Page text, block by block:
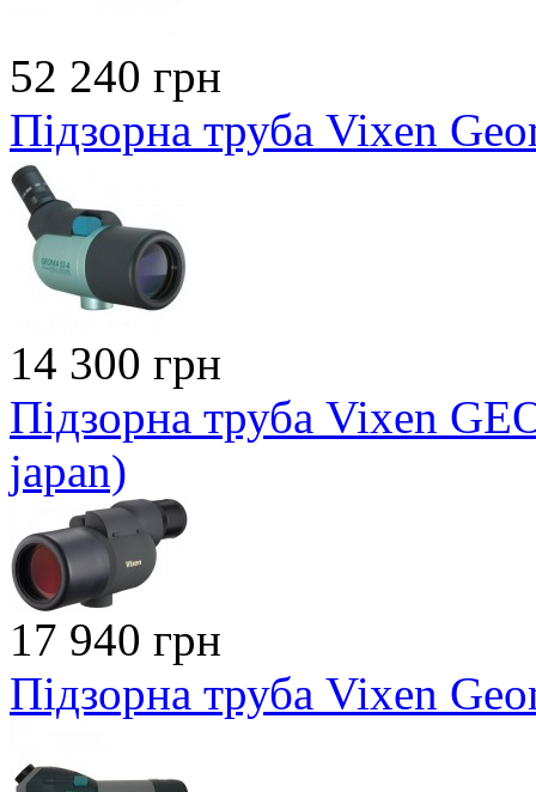
52 240 грн
Підзорна труба Vixen
14 300 грн
Підзорна труба Vixen
japan)
17 940 грн
Підзорна труба Vixen